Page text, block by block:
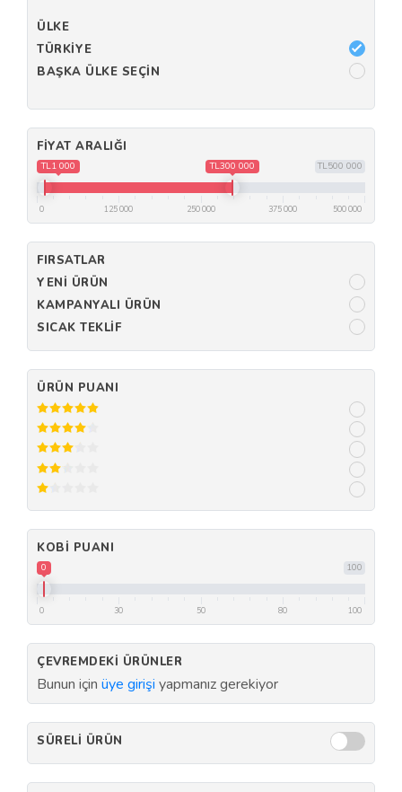
ÜLKE
TÜRKIYE
BAŞKA ÜLKE SEÇIN
FIYAT ARALIĞI
TL500 000
TL1 000 TL300 000
0 125 000 250 000 375 000 500 000
FIRSATLAR
YENI ÜRÜN
KAMPANYALI ÜRÜN
SICAK TEKLIF
ÜRÜN PUANI
KOBI PUANI
100
0
0 30 50 80 100
ÇEVREMDEKI ÜRÜNLER
Bunun için üye girişi yapmanız gerekiyor
SÜRELI ÜRÜN